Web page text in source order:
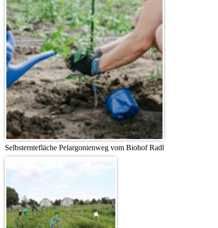
Selbsterntefläche Pelargonienweg vom Biohof Radl